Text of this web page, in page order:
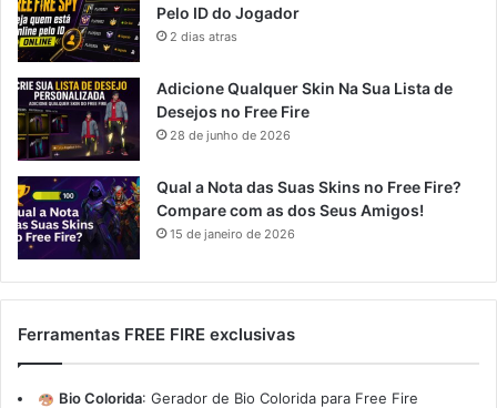
Pelo ID do Jogador
2 dias atras
Adicione Qualquer Skin Na Sua Lista de
Desejos no Free Fire
28 de junho de 2026
Qual a Nota das Suas Skins no Free Fire?
Compare com as dos Seus Amigos!
15 de janeiro de 2026
Ferramentas FREE FIRE exclusivas
Bio Colorida: Gerador de Bio Colorida para Free Fire